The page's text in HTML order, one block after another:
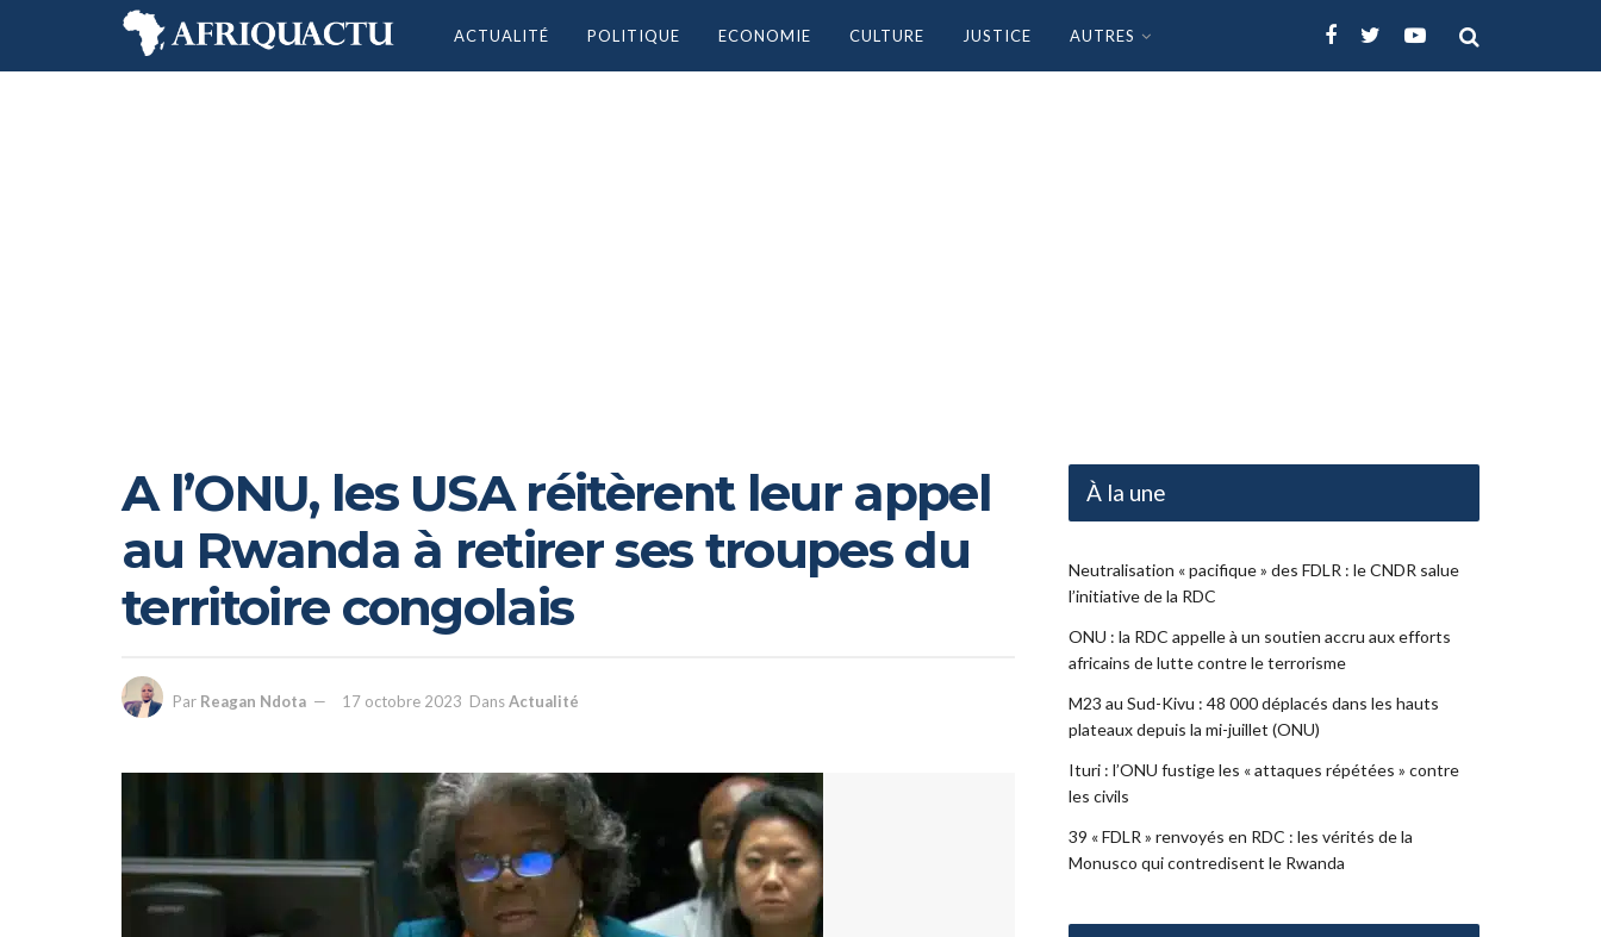
ACTUALITÉ POLITIQUE ECONOMIE CULTURE JUSTICE AUTRES
A l’ONU, les USA réitèrent leur appel
au Rwanda à retirer ses troupes du
territoire congolais
Par Reagan Ndota 17 octobre 2023 DansActualité
À la une
Neutralisation « pacifique » des FDLR : le CNDR salue
l’initiative de la RDC
ONU : la RDC appelle à un soutien accru aux efforts
africains de lutte contre le terrorisme
M23 au Sud-Kivu : 48 000 déplacés dans les hauts
plateaux depuis la mi-juillet (ONU)
Ituri : l’ONU fustige les « attaques répétées » contre
les civils
39 « FDLR » renvoyés en RDC : les vérités de la
Monusco qui contredisent le Rwanda